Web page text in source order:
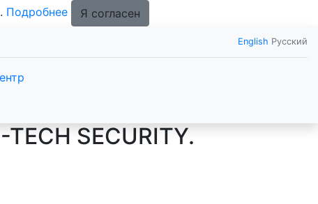
Подробнее Я согласен
English Русский
SECURITY.